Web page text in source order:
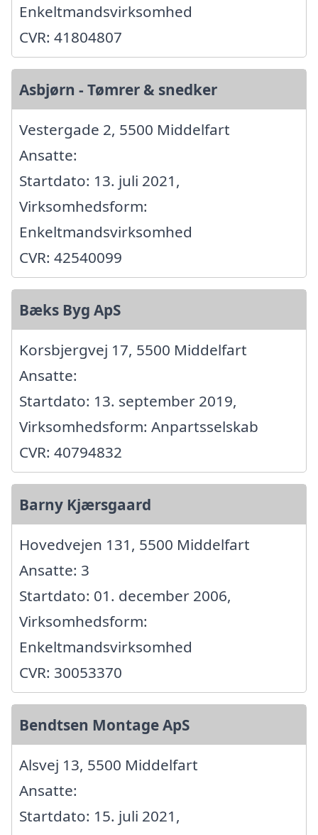
Enkeltmandsvirksomhed
CVR: 41804807
Asbjørn - Tømrer & snedker
Vestergade 2, 5500 Middelfart
Ansatte:
Startdato: 13. juli 2021,
Virksomhedsform:
Enkeltmandsvirksomhed
CVR: 42540099
Bæks Byg ApS
Korsbjergvej 17, 5500 Middelfart
Ansatte:
Startdato: 13. september 2019,
Virksomhedsform: Anpartsselskab
CVR: 40794832
Barny Kjærsgaard
Hovedvejen 131, 5500 Middelfart
Ansatte: 3
Startdato: 01. december 2006,
Virksomhedsform:
Enkeltmandsvirksomhed
CVR: 30053370
Bendtsen Montage ApS
Alsvej 13, 5500 Middelfart
Ansatte:
Startdato: 15. juli 2021,